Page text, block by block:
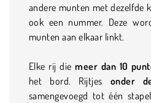
andere munten met dezelfde
ook een nummer. Deze
munten aan elkaar linkt.
Elke rij diemeer dan 10
het bord. Rijtjes onder
samengevoegd tot één